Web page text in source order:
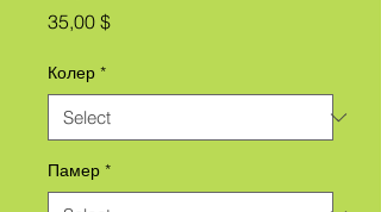
35,00 $Price
Колер *
Памер *